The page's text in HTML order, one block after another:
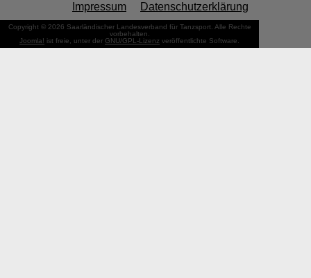
Impressum Datenschutzerklärung
Copyright © 2026 Saarländischer Landesverband für Tanzsport. Alle Rechte
vorbehalten.
Joomla! ist freie, unter der GNU/GPL-Lizenz veröffentlichte Software.